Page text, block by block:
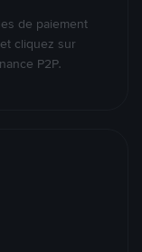
de paiement
cliquez sur
P2P.